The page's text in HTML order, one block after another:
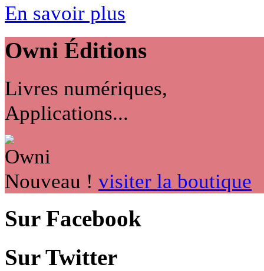
En savoir plus
Owni Éditions
Livres numériques,
Applications...
Nouveau ! visiter la boutique
Sur Facebook
Sur Twitter